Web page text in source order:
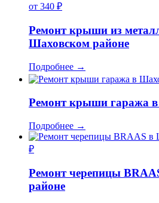
от 340 ₽
Ремонт крыши из
Шаховском районе
Подробнее →
Ремонт крыши гаража
Подробнее →
₽
Ремонт черепицы
районе